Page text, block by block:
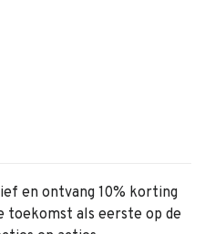
en ontvang 10% korting
toekomst als eerste op de